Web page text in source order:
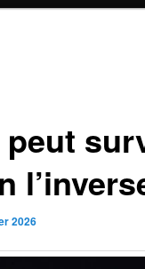
peut
2026